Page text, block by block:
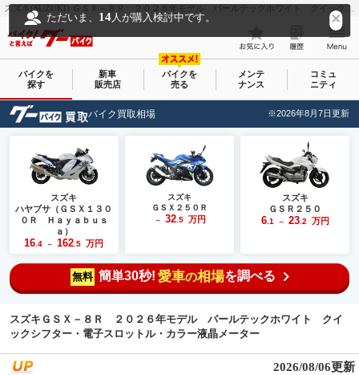
スズキ(SUZUKI) ＧＳＸ－８Ｒ ２０２６年モデル パールテックホワイト クイックシフター・電子スロットル・カラー液晶メーター｜袖ヶ浦ホンダ 五井店｜新車・中古バイクなら【グーバイク(GooBike)】
ただいま、 14人が購入検討中です。
バイクを
探す
新車
販売店
バイクを
売る
メンテ
ナンス
コミュ
ニティ
バイク買取相場 ※2026年8月7日更新
スズキ
ハヤブサ（ＧＳＸ１３０
０Ｒ Ｈａｙａｂｕｓ
ａ）
16 .4 ～ 162 .5 万円
スズキ
ＧＳＸ２５０Ｒ
～ 32.5 万円
スズキ
ＧＳＲ２５０
6.1 ～ 23.2 万円
無料 簡単30秒! 愛車の相場を調べる
スズキＧＳＸ－８Ｒ ２０２６年モデル パールテックホワイト クイ
ックシフター・電子スロットル・カラー液晶メーター
2026/08/06更新